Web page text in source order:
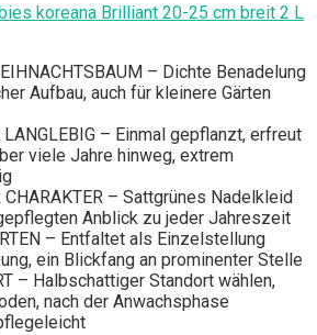
koreana Brilliant 20-25 cm breit 2 L
– Dichte Benadelung
Aufbau, auch für kleinere Gärten
LANGLEBIG – Einmal gepflanzt, erfreut
viele Jahre hinweg, extrem
CHARAKTER – Sattgrünes Nadelkleid
Anblick zu jeder Jahreszeit
– Entfaltet als Einzelstellung
ein Blickfang an prominenter Stelle
– Halbschattiger Standort wählen,
nach der Anwachsphase